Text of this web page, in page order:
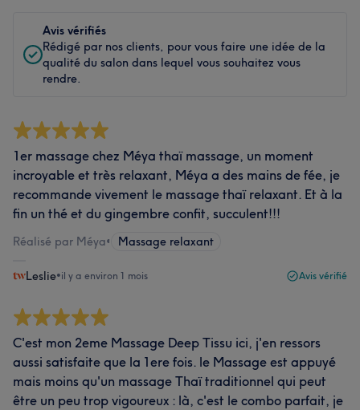
Avis vérifiés
Rédigé par nos clients, pour vous faire une idée de la
qualité du salon dans lequel vous souhaitez vous
rendre.
1er massage chez Méya thaï massage, un moment
incroyable et très relaxant, Méya a des mains de fée, je
recommande vivement le massage thaï relaxant. Et à la
fin un thé et du gingembre confit, succulent!!!
Réalisé par Méya• Massage relaxant
Leslie•il y a environ 1 mois Avis vérifié
C'est mon 2eme Massage Deep Tissu ici, j'en ressors
aussi satisfaite que la 1ere fois. le Massage est appuyé
mais moins qu'un massage Thaï traditionnel qui peut
être un peu trop vigoureux : là, c'est le combo parfait, je